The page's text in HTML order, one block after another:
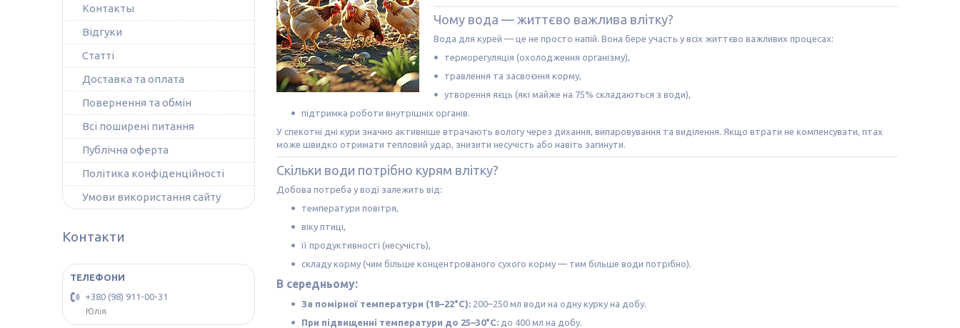
Чому вода — життєво важлива влітку?
Вода для курей — це не просто напій. Вона бере участь у всіх життєво важливих процесах:
терморегуляція (охолодження організму),
травлення та засвоєння корму,
утворення яєць (які майже на 75% складаються з води),
підтримка роботи внутрішніх органів.
У спекотні дні кури значно активніше втрачають вологу через дихання, випаровування та виділення. Якщо втрати не компенсувати, птах
може швидко отримати тепловий удар, знизити несучість або навіть загинути.
Скільки води потрібно курям влітку?
Добова потреба у воді залежить від:
температури повітря,
віку птиці,
її продуктивності (несучість),
складу корму (чим більше концентрованого сухого корму — тим більше води потрібно).
В середньому:
За помірної температури (18–22°C): 200–250 мл води на одну курку на добу.
При підвищенні температури до 25–30°C: до 400 мл на добу.
Контакты
Відгуки
Статті
Доставка та оплата
Повернення та обмін
Всі поширені питання
Публічна оферта
Політика конфіденційності
Умови використання сайту
Контакти
+380 (98) 911-00-31
Юлія